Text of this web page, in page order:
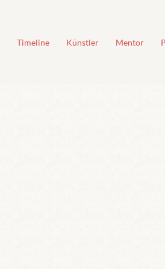
Timeline Künstler Mentor